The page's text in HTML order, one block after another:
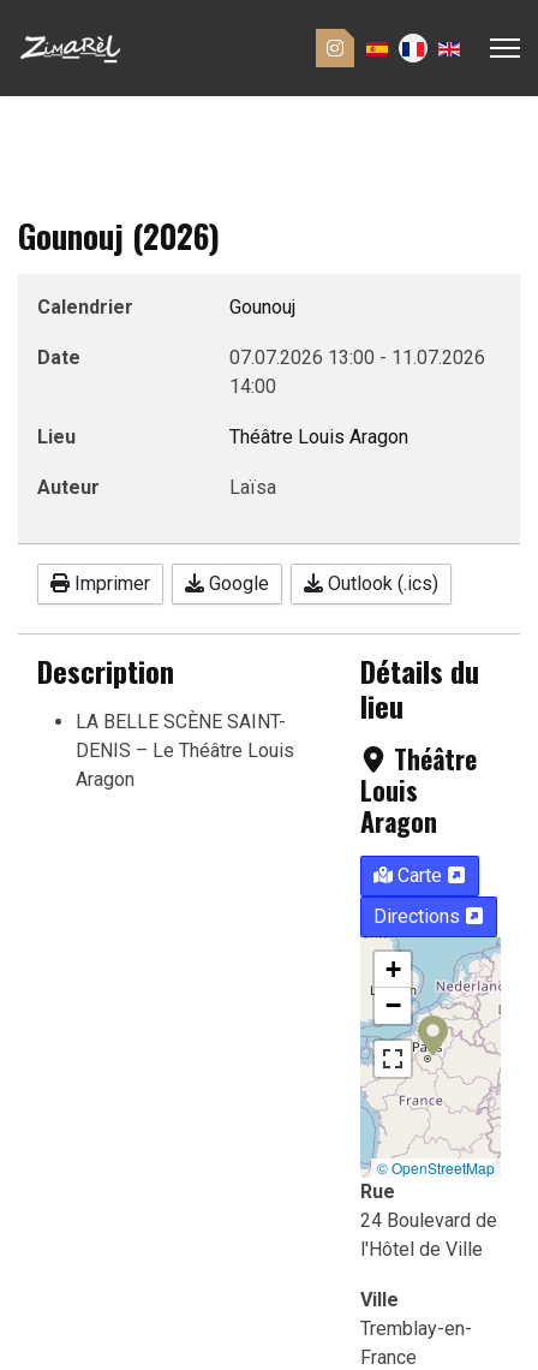
Gounouj (2026)
Calendrier Gounouj
Date 07.07.2026 13:00 - 11.07.2026
14:00
Lieu Théâtre Louis Aragon
Auteur Laïsa
Imprimer Google Outlook (.ics)
Description
LA BELLE SCÈNE SAINT-
DENIS – Le Théâtre Louis
Aragon
Détails du
lieu
Théâtre
Louis
Aragon
Carte
Directions
+
−
© OpenStreetMap
Rue
24 Boulevard de
l'Hôtel de Ville
Ville
Tremblay-en-
France